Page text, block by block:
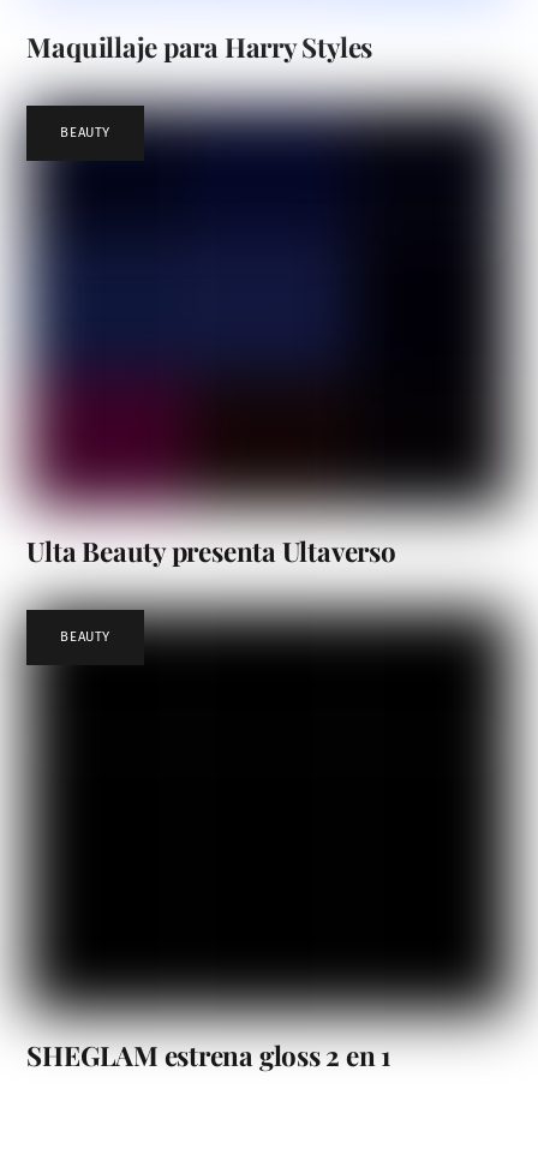
Maquillaje para Harry Styles
BEAUTY
Ulta Beauty presenta Ultaverso
BEAUTY
SHEGLAM estrena gloss 2 en 1